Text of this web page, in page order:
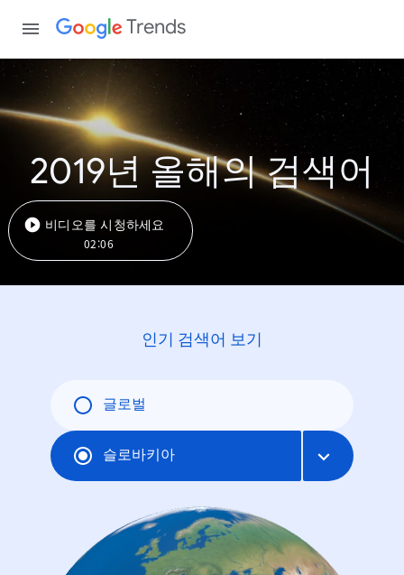
Trends
2019년 올해의 검색어
비디오를 시청하세요
02:06
인기 검색어 보기
글로벌
슬로바키아